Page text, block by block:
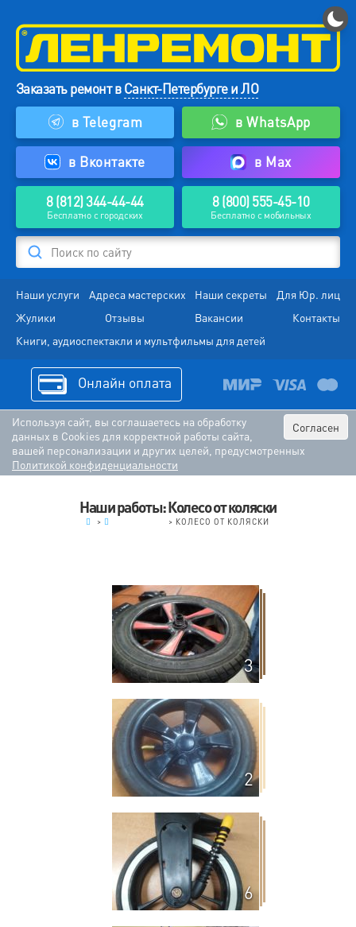
Заказать ремонт вСанкт-Петербурге и ЛО
в Telegram
в WhatsApp
в Вконтакте в Max
8 (812) 344-44-44
Бесплатно с городских
8 (800) 555-45-10
Бесплатно с мобильных
Поиск по сайту
Наши услуги Адреса мастерских Наши секреты
Для Юр. лиц
Жулики
Отзывы Вакансии
Контакты
Книги, аудиоспектакли и мультфильмы для детей
Онлайн оплата
Согласен
Используя сайт, вы соглашаетесь на обработку
данных в Cookies для корректной работы сайта,
вашей персонализации и других целей, предусмотренных
Политикой конфиденциальности
Наши работы: Колесо от коляски
> > КОЛЕСО ОТ КОЛЯСКИ
3
2
6